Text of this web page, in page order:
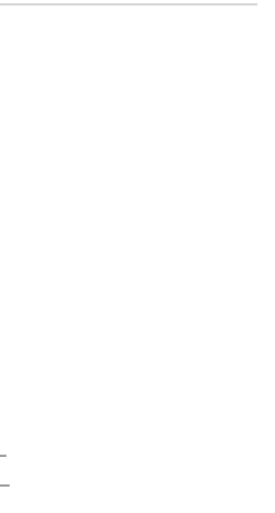
ンスが付属する
ガーする発言の例
"
ですか ？ 」